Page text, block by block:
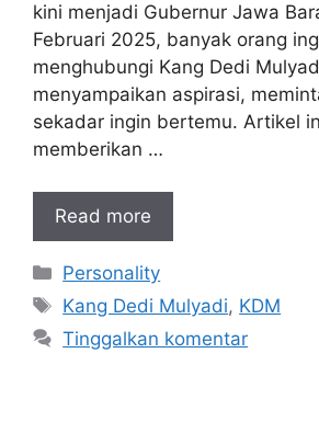
kini menjadi Gubernur Jawa
Februari 2025, banyak orang
menghubungi Kang Dedi
menyampaikan aspirasi,
sekadar ingin bertemu. Artikel
memberikan …
Read more
Kategori
Personality
Tag
Kang Dedi Mulyadi, KDM
Tinggalkan komentar